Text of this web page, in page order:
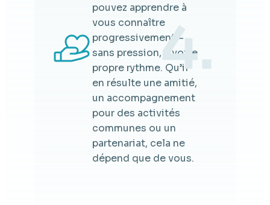
pouvez apprendre à
vous connaître
progressivement –
sans pression, à votre
propre rythme. Qu’il
en résulte une amitié,
un accompagnement
pour des activités
communes ou un
partenariat, cela ne
dépend que de vous.
4.